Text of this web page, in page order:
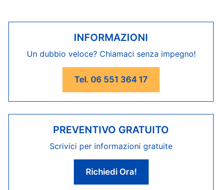
INFORMAZIONI
Un dubbio veloce? Chiamaci senza impegno!
Tel. 06 551 364 17
PREVENTIVO GRATUITO
Scrivici per informazioni gratuite
Richiedi Ora!